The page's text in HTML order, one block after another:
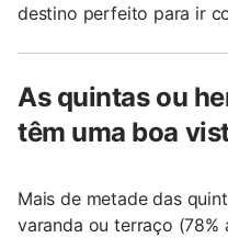
destino perfeito para ir
As quintas ou
têm uma boa
Mais de metade das
varanda ou terraço (78%